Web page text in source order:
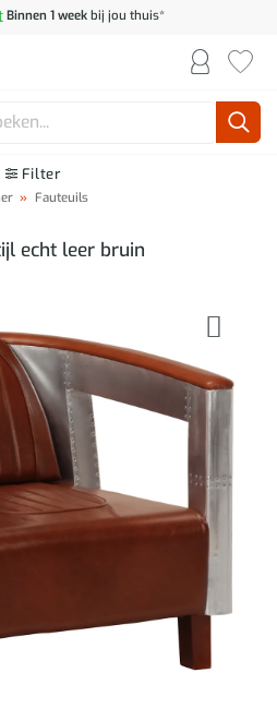
Binnen 1 weekbij jou thuis*
Filter
» Fauteuils
echt leer bruin